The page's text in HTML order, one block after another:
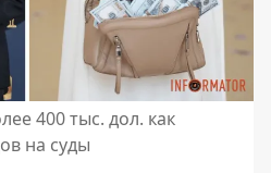
400 тыс. дол. как
на суды